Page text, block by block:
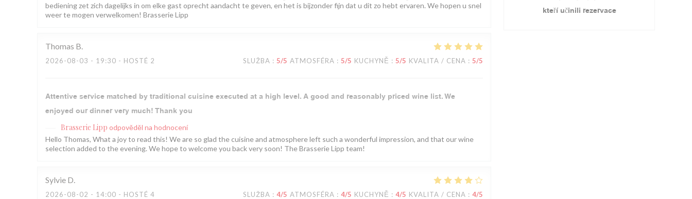
bediening zet zich dagelijks in om elke gast oprecht aandacht te geven, en het is bijzonder fijn dat u dit zo hebt ervaren. We hopen u snel
weer te mogen verwelkomen! Brasserie Lipp
Thomas B
2026-08-03 - 19:30 - HOSTÉ 2 SLUŽBA : 5/5 ATMOSFÉRA : 5/5 KUCHYNĚ : 5/5 KVALITA / CENA : 5/5
Attentive service matched by traditional cuisine executed at a high level. A good and reasonably priced wine list. We
enjoyed our dinner very much! Thank you
Brasserie Lipp odpověděl na hodnocení
Hello Thomas, What a joy to read this! We are so glad the cuisine and atmosphere left such a wonderful impression, and that our wine
selection added to the evening. We hope to welcome you back very soon! The Brasserie Lipp team!
Sylvie D
2026-08-02 - 14:00 - HOSTÉ 4 SLUŽBA : 4/5 ATMOSFÉRA : 4/5 KUCHYNĚ : 4/5 KVALITA / CENA : 4/5
kteří učinili rezervace